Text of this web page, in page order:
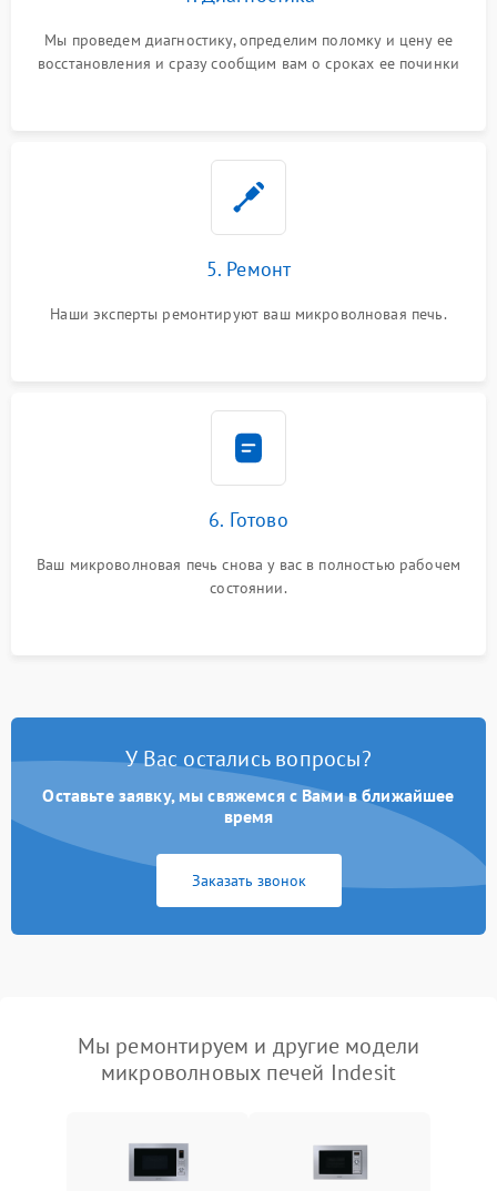
Мы проведем диагностику, определим поломку и цену ее
восстановления и сразу сообщим вам о сроках ее починки
5. Ремонт
Наши эксперты ремонтируют ваш микроволновая печь.
6. Готово
Ваш микроволновая печь снова у вас в полностью рабочем
состоянии.
У Вас остались вопросы?
Оставьте заявку, мы свяжемся с Вами в ближайшее
время
Заказать звонок
Мы ремонтируем и другие модели
микроволновых печей Indesit